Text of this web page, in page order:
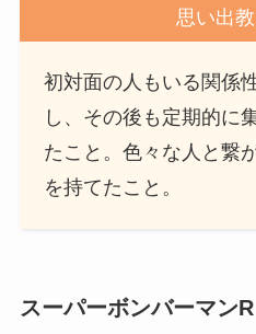
思い出教
初対面の人もいる関係
し、その後も定期的に
たこと。色々な人と繋
を持てたこと。
スーパーボンバーマンR